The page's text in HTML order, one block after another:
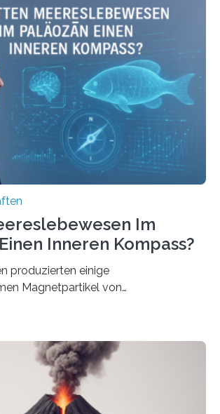
Ozean prägen. Die Überblicksstudie
Irony“ ist in Communications Earth
Die Studie fasst bestehende
zusammen und interpretiert sie
wie Eisen, das aus hydrothermalen
wird, über ganze Ozeanbecken
kann. „Das…
Im
Inneren Kompass?
produzierten einige
Magnetpartikel von
sind. Nun ist es einem
dieser „Riesenmagnetfossilien” mit
Methode an der Diamond-
kartieren. Ihre Analyse zeigt, dass
den Organismen ermöglicht haben